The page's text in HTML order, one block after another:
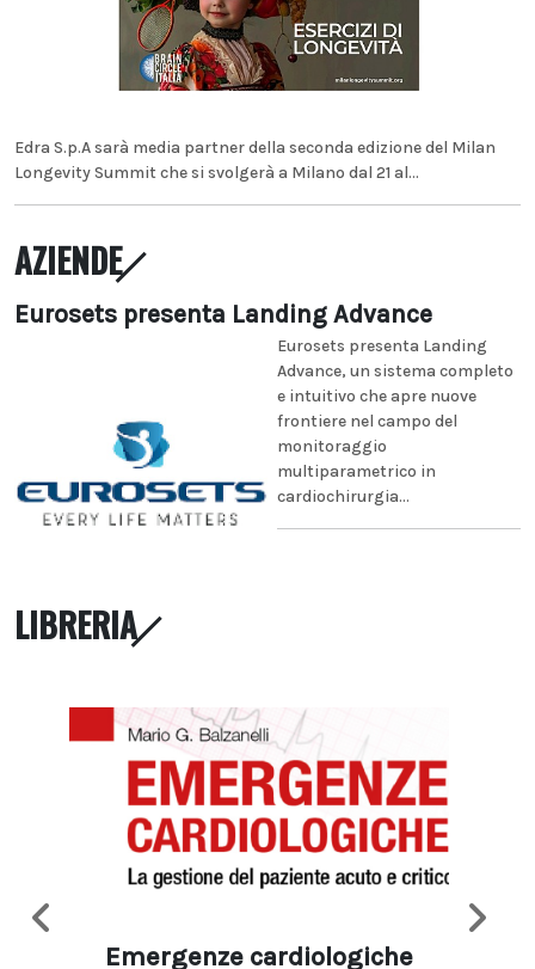
Edra S.p.A sarà media partner della seconda edizione del Milan
Longevity Summit che si svolgerà a Milano dal 21 al...
AZIENDE
Eurosets presenta Landing Advance
Eurosets presenta Landing
Advance, un sistema completo
e intuitivo che apre nuove
frontiere nel campo del
monitoraggio
multiparametrico in
cardiochirurgia...
LIBRERIA
Emergenze cardiologiche